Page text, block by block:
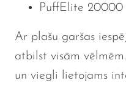
PuffElite 20000
Ar plašu garšas
atbilst visām
un viegli lietojams